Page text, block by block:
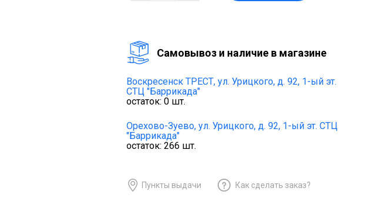
Cамовывоз и наличие в магазине
Воскресенск ТРЕСТ, ул. Урицкого, д. 92, 1-ый эт.
СТЦ "Баррикада"
остаток: 0 шт.
Орехово-Зуево, ул. Урицкого, д. 92, 1-ый эт. СТЦ
"Баррикада"
остаток: 266 шт.
Пункты выдачи Как сделать заказ?